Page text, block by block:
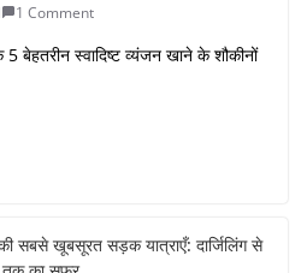
1 Comment
बेहतरीन स्वादिष्ट व्यंजन खाने के शौकीनों
सबसे खूबसूरत सड़क यात्राएँ: दार्जिलिंग से